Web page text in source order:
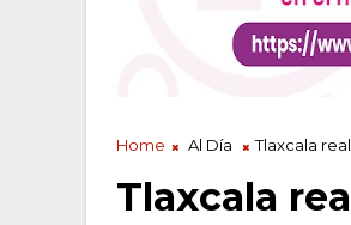
Home Al Día Tlaxcala
Tlaxcala